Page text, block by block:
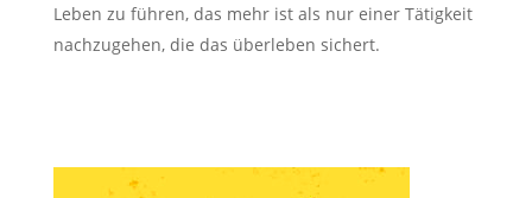
Leben zu führen, das mehr ist als nur einer Tätigkeit
nachzugehen, die das überleben sichert.